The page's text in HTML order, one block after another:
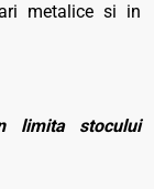
metalice si in
limita stocului